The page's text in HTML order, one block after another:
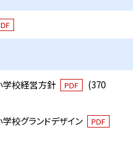
校経営方針 PDF
(370
校グランドデザイン
PDF